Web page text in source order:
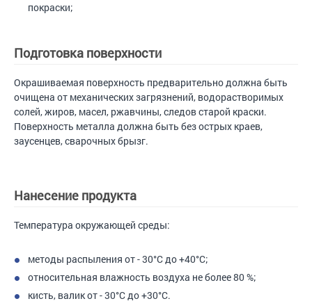
покраски;
Подготовка поверхности
Окрашиваемая поверхность предварительно должна быть
очищена от механических загрязнений, водорастворимых
солей, жиров, масел, ржавчины, следов старой краски.
Поверхность металла должна быть без острых краев,
заусенцев, сварочных брызг.
Нанесение продукта
Температура окружающей среды:
методы распыления от - 30°С до +40°С;
относительная влажность воздуха не более 80 %;
кисть, валик от - 30°С до +30°С.